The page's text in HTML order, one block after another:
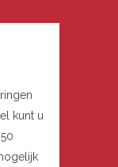
kunt u